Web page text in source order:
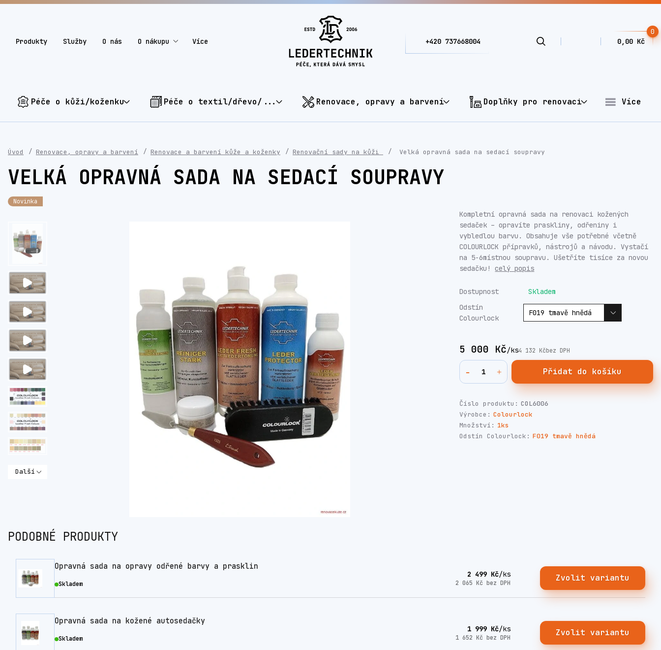
Produkty Služby O nás O nákupu Více
0
0,00 Kč
+420 737668004
Péče o kůži/koženku Péče o textil/dřevo/... Renovace, opravy a barvení Doplňky pro renovaci Více
Úvod Renovace, opravy a barvení Renovace a barvení kůže a koženky Renovační sady na kůži Velká opravná sada na sedací soupravy
VELKÁ OPRAVNÁ SADA NA SEDACÍ SOUPRAVY
Novinka
Další
Kompletní opravná sada na renovaci kožených
sedaček – opravíte praskliny, odřeniny i
vybledlou barvu. Obsahuje vše potřebné včetně
COLOURLOCK přípravků, nástrojů a návodu. Vystačí
na 5-6místnou soupravu. Ušetříte tisíce za novou
sedačku!celý popis
Dostupnost
Skladem
Odstín
Colourlock
5 000 Kč/ks4 132 Kčbez DPH
Přidat do košíku
Číslo produktu: COL6006
Výrobce: Colourlock
Množství: 1ks
Odstín Colourlock: F019 tmavě hnědá
PODOBNÉ PRODUKTY
Opravná sada na opravy odřené barvy a prasklin
2 499 Kč/ks
2 065 Kč bez DPH
Skladem
Zvolit variantu
Opravná sada na kožené autosedačky
1 999 Kč/ks
1 652 Kč bez DPH
Skladem
Zvolit variantu